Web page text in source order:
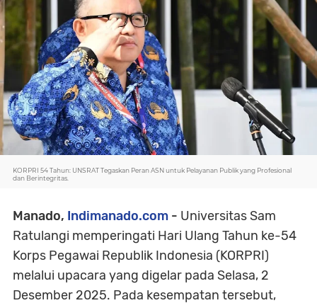
KORPRI 54 Tahun: UNSRAT Tegaskan Peran ASN untuk Pelayanan Publik yang Profesional
dan Berintegritas.
Manado, Indimanado.com - Universitas Sam
Ratulangi memperingati Hari Ulang Tahun ke-54
Korps Pegawai Republik Indonesia (KORPRI)
melalui upacara yang digelar pada Selasa, 2
Desember 2025. Pada kesempatan tersebut,